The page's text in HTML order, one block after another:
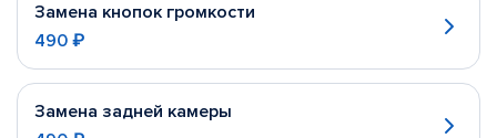
Замена кнопок громкости
490 ₽
Замена задней камеры